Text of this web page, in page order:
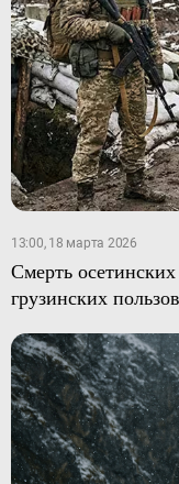
13:00, 18 марта 2026
Смерть
грузинских